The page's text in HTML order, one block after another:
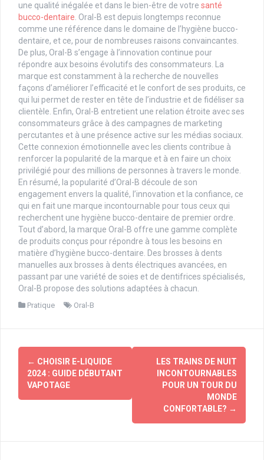
une qualité inégalée et dans le bien-être de votre santé
bucco-dentaire . Oral-B est depuis longtemps reconnue
comme une référence dans le domaine de l’hygiène bucco-
dentaire, et ce, pour de nombreuses raisons convaincantes.
De plus, Oral-B s’engage à l’innovation continue pour
répondre aux besoins évolutifs des consommateurs. La
marque est constamment à la recherche de nouvelles
façons d’améliorer l’efficacité et le confort de ses produits, ce
qui lui permet de rester en tête de l’industrie et de fidéliser sa
clientèle. Enfin, Oral-B entretient une relation étroite avec ses
consommateurs grâce à des campagnes de marketing
percutantes et à une présence active sur les médias sociaux.
Cette connexion émotionnelle avec les clients contribue à
renforcer la popularité de la marque et à en faire un choix
privilégié pour des millions de personnes à travers le monde.
En résumé, la popularité d’Oral-B découle de son
engagement envers la qualité, l’innovation et la confiance, ce
qui en fait une marque incontournable pour tous ceux qui
recherchent une hygiène bucco-dentaire de premier ordre.
Tout d’abord, la marque Oral-B offre une gamme complète
de produits conçus pour répondre à tous les besoins en
matière d’hygiène bucco-dentaire. Des brosses à dents
manuelles aux brosses à dents électriques avancées, en
passant par une variété de soies et de dentifrices spécialisés,
Oral-B propose des solutions adaptées à chacun.
Pratique Oral-B
Navigation
d'article
← CHOISIR E-LIQUIDE
2024 : GUIDE DÉBUTANT
VAPOTAGE
LES TRAINS DE NUIT
INCONTOURNABLES
POUR UN TOUR DU
MONDE
CONFORTABLE? →